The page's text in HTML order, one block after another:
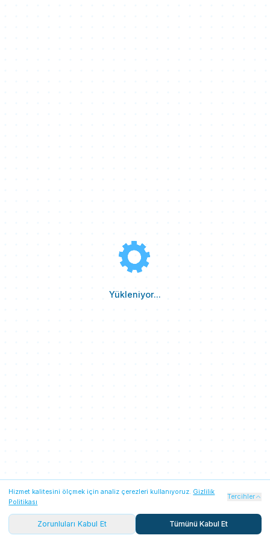
Yükleniyor...
Zorunlu Çerezler
platform işlevleri için gereklidir. Her iki seçenekte de
Her zaman açık
Hizmet kalitesini ölçmek için analiz çerezleri kullanıyoruz. Gizlilik
Politikası
Tercihler
Zorunluları Kabul Et Tümünü Kabul Et